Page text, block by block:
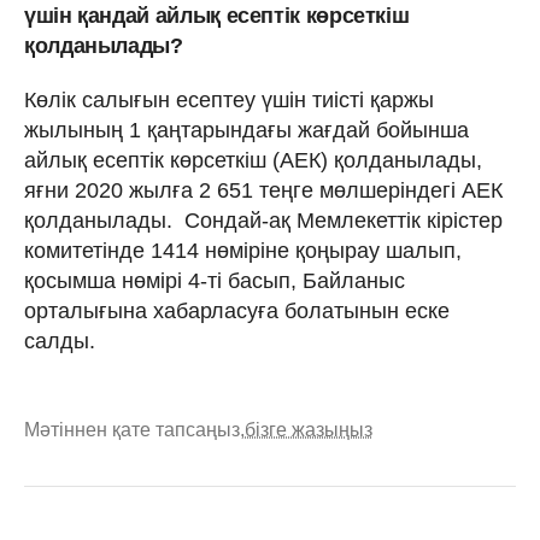
үшін қандай айлық есептік көрсеткіш
қолданылады?
Көлік салығын есептеу үшін тиісті қаржы
жылының 1 қаңтарындағы жағдай бойынша
айлық есептік көрсеткіш (АЕК) қолданылады,
яғни 2020 жылға 2 651 теңге мөлшеріндегі АЕК
қолданылады. Сондай-ақ Мемлекеттік кірістер
комитетінде 1414 нөміріне қоңырау шалып,
қосымша нөмірі 4-ті басып, Байланыс
орталығына хабарласуға болатынын еске
салды.
Мәтіннен қате тапсаңыз,бізге жазыңыз